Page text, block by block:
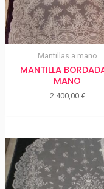
Mantillas a mano
MANTILLA
MANO
2.400,00 €